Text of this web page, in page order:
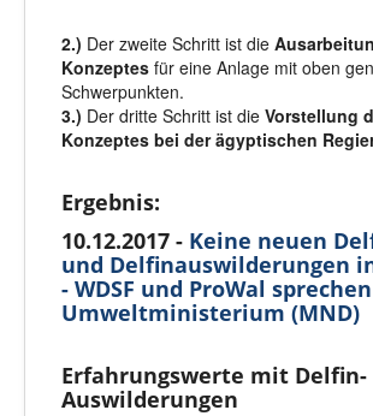
2.) Der zweite Schritt ist die
Konzeptes für eine Anlage mit oben
Schwerpunkten.
3.) Der dritte Schritt ist die Vorstellung
Konzeptes bei der ägyptischen
Ergebnis:
10.12.2017 - Keine neuen
und Delfinauswilderungen
- WDSF und ProWal
Umweltministerium (MND)
Erfahrungswerte mit Delfin-
Auswilderungen